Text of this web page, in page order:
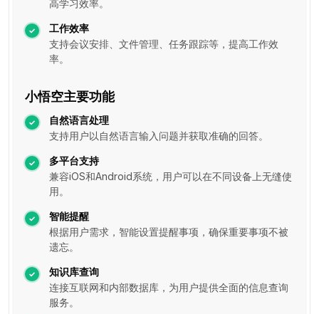
高学习效率。
工作效率
支持会议安排、文件管理、任务跟踪等，提高工作效
率。
小悟空主要功能
自然语言处理
支持用户以自然语言输入问题并获取准确的回答。
多平台支持
兼容iOS和Android系统，用户可以在不同设备上无缝使
用。
智能提醒
根据用户需求，智能设置提醒事项，确保重要事项不被
遗忘。
知识库查询
连接互联网和内部数据库，为用户提供全面的信息查询
服务。